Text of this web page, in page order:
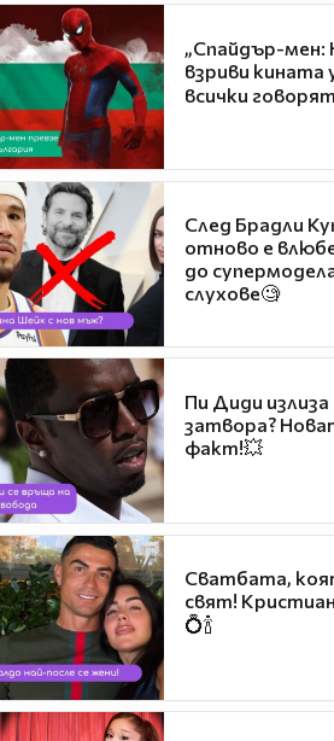
„Спайдър-мен:
взриви кината
всички
След Брадли
отново е
до
слухове🧐
Пи Диди
затвора?
факт!💥
Сватбата,
свят!
💍🍾